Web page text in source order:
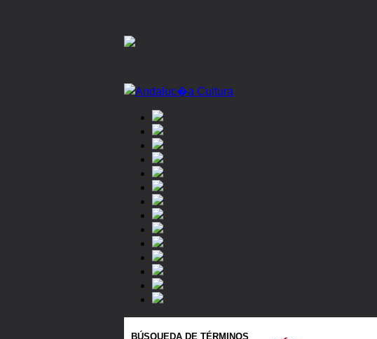
BÚSQUEDA DE TÉRMINOS